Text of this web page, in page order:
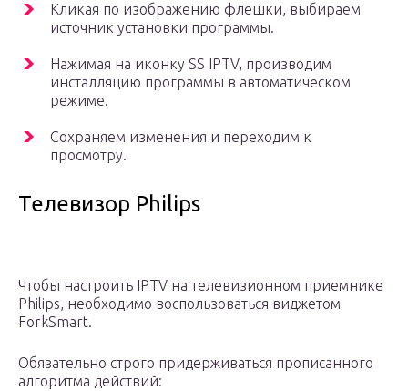
Кликая по изображению флешки, выбираем
источник установки программы.
Нажимая на иконку SS IPTV, производим
инсталляцию программы в автоматическом
режиме.
Сохраняем изменения и переходим к
просмотру.
Телевизор Philips
Чтобы настроить IPTV на телевизионном приемнике
Philips, необходимо воспользоваться виджетом
ForkSmart.
Обязательно строго придерживаться прописанного
алгоритма действий: